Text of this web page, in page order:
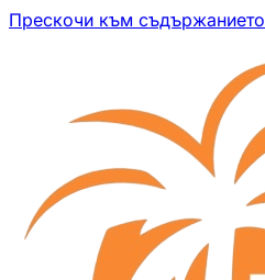
Прескочи към съдържанието